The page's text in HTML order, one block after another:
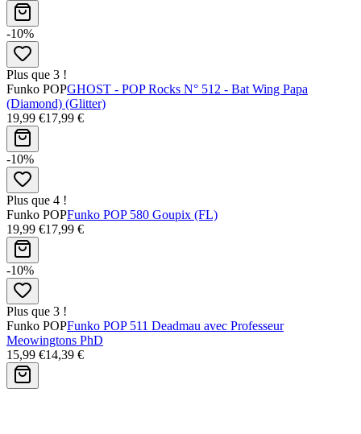
-10%
Plus que 3 !
Funko POPGHOST - POP Rocks N° 512 - Bat Wing Papa
(Diamond) (Glitter)
19,99 €17,99 €
-10%
Plus que 4 !
Funko POPFunko POP 580 Goupix (FL)
19,99 €17,99 €
-10%
Plus que 3 !
Funko POPFunko POP 511 Deadmau avec Professeur
Meowingtons PhD
15,99 €14,39 €